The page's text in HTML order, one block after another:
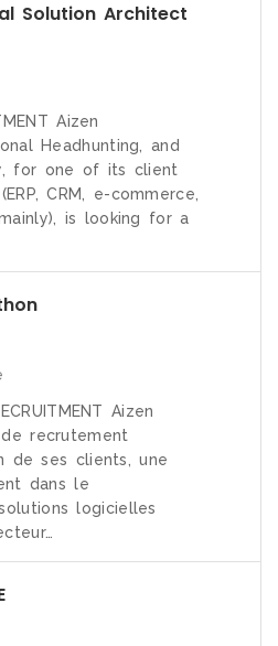
Solution Architect
Aizen
Headhunting, and
for one of its client
CRM, e-commerce,
is looking for a
Aizen
recrutement
de ses clients, une
dans le
logicielles